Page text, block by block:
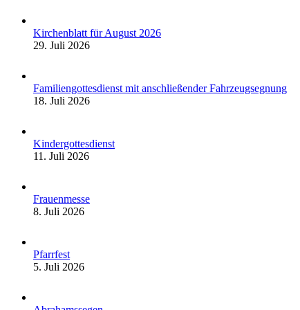
Kirchenblatt für August 2026
29. Juli 2026
Familiengottesdienst mit anschließender Fahrzeugsegnung
18. Juli 2026
Kindergottesdienst
11. Juli 2026
Frauenmesse
8. Juli 2026
Pfarrfest
5. Juli 2026